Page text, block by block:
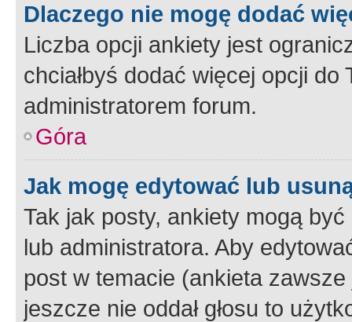
Dlaczego nie mogę dodać
Liczba opcji ankiety jest
chciałbyś dodać więcej opcji
administratorem forum.
Góra
Jak mogę edytować lub
Tak jak posty, ankiety mogą
lub administratora. Aby
post w temacie (ankieta
jeszcze nie oddał głosu to